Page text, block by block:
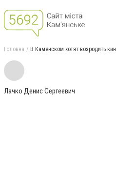
Головна В Каменском хотят возродить
Лачко Денис Сергеевич